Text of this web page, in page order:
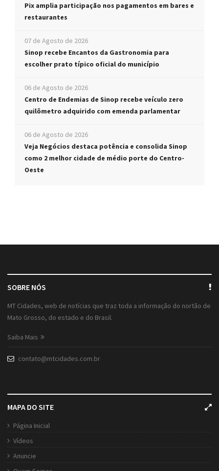
Pix amplia participação nos pagamentos em bares e
restaurantes
07 de Agosto de 2026
Sinop recebe Encantos da Gastronomia para
escolher prato típico oficial do município
06 de Agosto de 2026
Centro de Endemias de Sinop recebe veículo zero
quilômetro adquirido com emenda parlamentar
06 de Agosto de 2026
Veja Negócios destaca potência e consolida Sinop
como 2 melhor cidade de médio porte do Centro-
Oeste
SOBRE NÓS
MT Cidades, web de notícias que traz toda a informação do nortão de
Mato Grosso, do estado e do Brasil.
Saiba Mais
contato@mtcidades.com.br
MAPA DO SITE
Página Inicial
Vídeos
Anuncie